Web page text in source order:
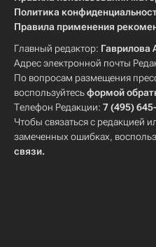
Политика
Правила применения
Главный редактор: Гаврилова
Адрес электронной почты
По вопросам размещения
воспользуйтесьформой
Телефон Редакции: 7 (495)
Чтобы связаться с редакцией
замеченных ошибках,
связи.